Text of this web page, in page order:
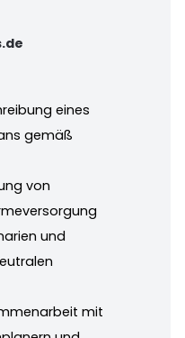
eines
gemäß
von
und
mit